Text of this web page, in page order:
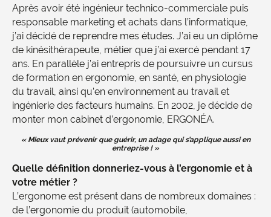
Après avoir été ingénieur technico-commerciale puis
responsable marketing et achats dans l’informatique,
j’ai décidé de reprendre mes études. J’ai eu un diplôme
de kinésithérapeute, métier que j’ai exercé pendant 17
ans. En parallèle j’ai entrepris de poursuivre un cursus
de formation en ergonomie, en santé, en physiologie
du travail, ainsi qu’en environnement au travail et
ingénierie des facteurs humains. En 2002, je décide de
monter mon cabinet d’ergonomie, ERGONÉA.
« Mieux vaut prévenir que guérir, un adage qui s’applique aussi en
entreprise ! »
Quelle définition donneriez-vous à l’ergonomie et à
votre métier ?
L’ergonome est présent dans de nombreux domaines :
de l’ergonomie du produit (automobile,